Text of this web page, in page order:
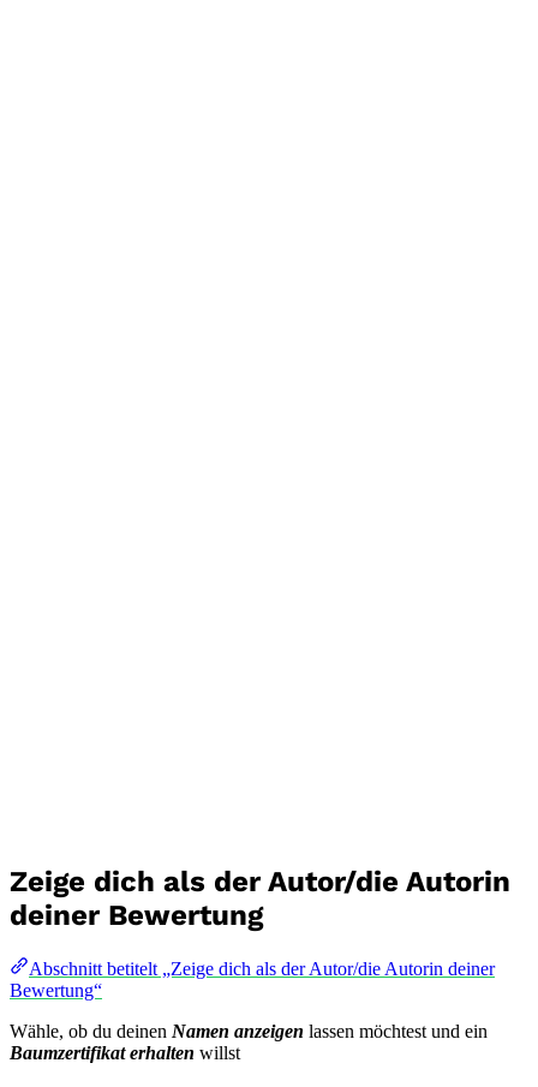
Zeige dich als der Autor/die Autorin
deiner Bewertung
Abschnitt betitelt „Zeige dich als der Autor/die Autorin deiner
Bewertung“
Wähle, ob du deinen Namen anzeigen lassen möchtest und ein
Baumzertifikat erhalten willst